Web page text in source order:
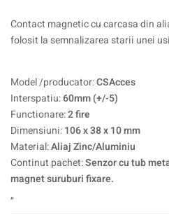
Contact magnetic cu carcasa din
folosit la semnalizarea starii unei
Model /producator:CSAcces
Interspatiu:60mm (+/-5)
Functionare:2 fire
Dimensiuni:106 x 38 x 10 mm
Material:Aliaj Zinc/Aluminiu
Continut pachet:Senzor cu tub
magnet suruburi fixare.
„